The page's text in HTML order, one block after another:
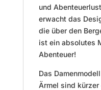
und
erwacht das
die über den
ist ein absolutes
Abenteuer!
Das
Ärmel sind